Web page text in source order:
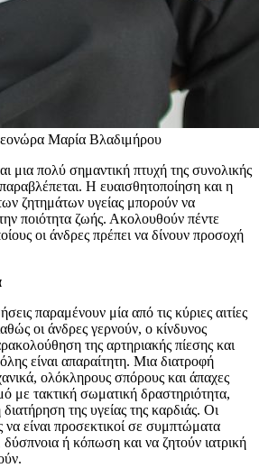
Μαρία Βλαδιμήρου
μια πολύ σημαντική πτυχή της συνολικής
Η ευαισθητοποίηση και η
ζητημάτων υγείας μπορούν να
ποιότητα ζωής. Ακολουθούν πέντε
οι άνδρες πρέπει να δίνουν προσοχή
παραμένουν μία από τις κύριες αιτίες
οι άνδρες γερνούν, ο κίνδυνος
της αρτηριακής πίεσης και
είναι απαραίτητη. Μια διατροφή
ολόκληρους σπόρους και άπαχες
με τακτική σωματική δραστηριότητα,
της υγείας της καρδιάς. Οι
να είναι προσεκτικοί σε συμπτώματα
ή κόπωση και να ζητούν ιατρική